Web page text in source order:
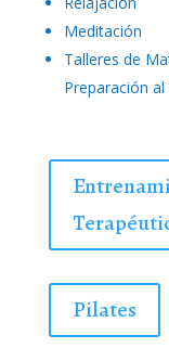
Meditación
Talleres de
Preparación
Pilates